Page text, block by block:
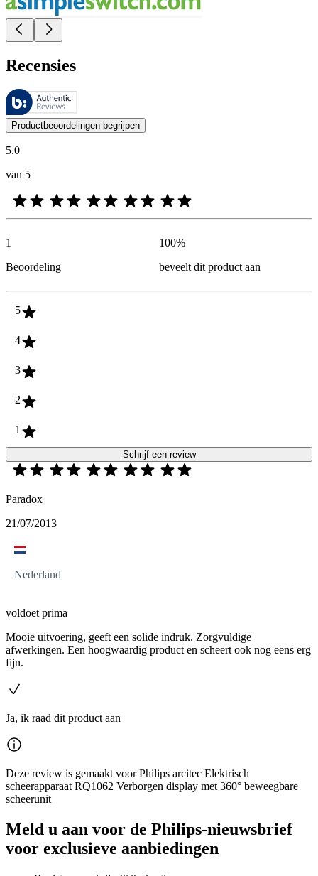
Recensies
Deze beoordelingen worden beheerd door Bazaarvoice en voldoen
De mening van onze klanten is nuttig voor iedereen, of het nu een
Productbeoordelingen begrijpen
5.0
van 5
1
Beoordeling
100%
beveelt dit product aan
5
4
3
2
1
Schrijf een review
Paradox
21/07/2013
Nederland
voldoet prima
Mooie uitvoering, geeft een solide indruk. Zorgvuldige
afwerkingen. Een hoogwaardig product en scheert ook nog eens erg
fijn.
Ja, ik raad dit product aan
Deze review is gemaakt voor Philips arcitec Elektrisch
scheerapparaat RQ1062 Verborgen display met 360° beweegbare
scheerunit
Meld u aan voor de Philips-nieuwsbrief
voor exclusieve aanbiedingen